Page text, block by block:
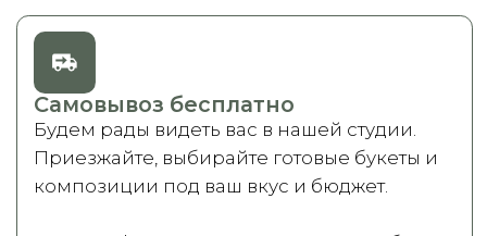
Разработчик сайта
Deford